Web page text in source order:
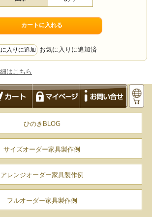
お気に入りに追加済
はこちら
ひのきBLOG
サイズオーダー家具製作例
アレンジオーダー家具製作例
フルオーダー家具製作例